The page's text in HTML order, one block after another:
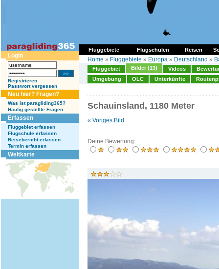
Fluggebiete Flugschulen Reisen
Login
Registrieren
Passwort vergessen
Neu hier? Fragen?
Was ist paragliding365?
Häufig gestellte Fragen
Erfassen
Fluggebiet erfassen
Flugschule erfassen
Reisebericht erfassen
Termin erfassen
Weltkarte
Home » Fluggebiete » Europa » Deutschland »
Fluggebiet Bilder (13) Videos
Umgebung
OLC Unterkünfte
Schauinsland, 1180 Meter
« Voriges Bild
Deine Bewertung: